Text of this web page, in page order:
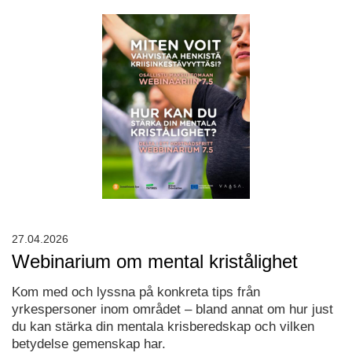
Webinarium om mental kristålighet
Kom med och lyssna på konkreta tips från
yrkespersoner inom området – bland annat om hur just
du kan stärka din mentala krisberedskap och vilken
betydelse gemenskap har.
27.04.2026